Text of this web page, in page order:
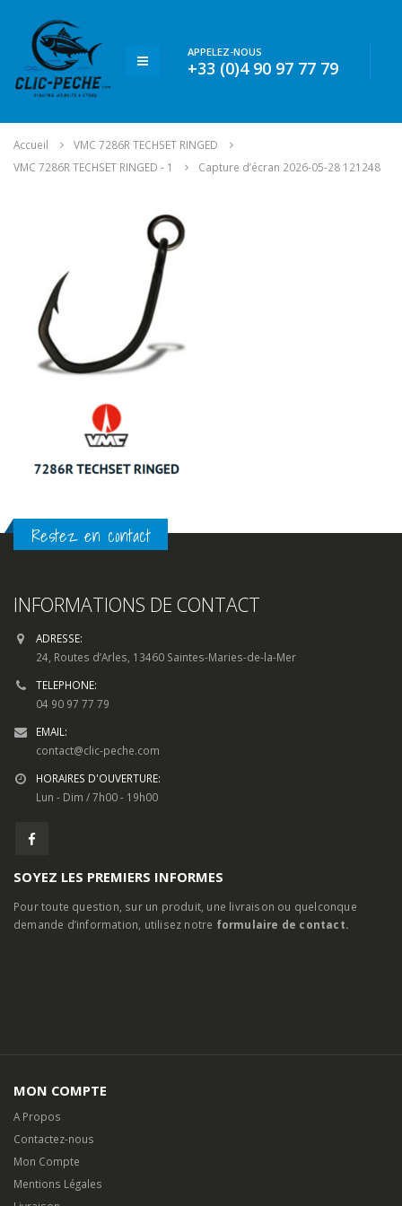
APPELEZ-NOUS
+33 (0)4 90 97 77 79
Accueil
VMC 7286R TECHSET RINGED
VMC 7286R TECHSET RINGED - 1
Capture d’écran 2026-05-28 121248
Restez en contact
INFORMATIONS DE CONTACT
ADRESSE:
24, Routes d’Arles, 13460 Saintes-Maries-de-la-Mer
TELEPHONE:
04 90 97 77 79
EMAIL:
contact@clic-peche.com
HORAIRES D'OUVERTURE:
Lun - Dim / 7h00 - 19h00
SOYEZ LES PREMIERS INFORMES
Pour toute question, sur un produit, une livraison ou quelconque
demande d’information, utilisez notre formulaire de contact.
MON COMPTE
A Propos
Contactez-nous
Mon Compte
Mentions Légales